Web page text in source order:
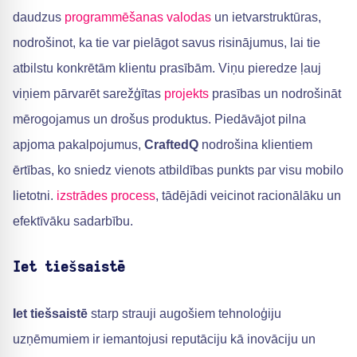
daudzus programmēšanas valodas un ietvarstruktūras,
nodrošinot, ka tie var pielāgot savus risinājumus, lai tie
atbilstu konkrētām klientu prasībām. Viņu pieredze ļauj
viņiem pārvarēt sarežģītas projekts prasības un nodrošināt
mērogojamus un drošus produktus. Piedāvājot pilna
apjoma pakalpojumus, CraftedQ nodrošina klientiem
ērtības, ko sniedz vienots atbildības punkts par visu mobilo
lietotni. izstrādes process, tādējādi veicinot racionālāku un
efektīvāku sadarbību.
Iet tiešsaistē
Iet tiešsaistē starp strauji augošiem tehnoloģiju
uzņēmumiem ir iemantojusi reputāciju kā inovāciju un